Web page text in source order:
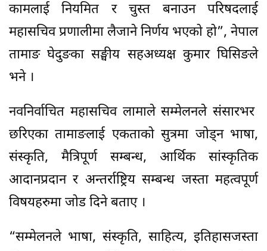
कामलाई नियमित र चुस्त बनाउन परिषदलाई
महासचिव प्रणालीमा लैजाने निर्णय भएको हो”, नेपाल
तामाङ घेदुङका सङ्घीय सहअध्यक्ष कुमार घिसिङले
भने ।
नवनिर्वाचित महासचिव लामाले सम्मेलनले संसारभर
छरिएका तामाङलाई एकताको सुत्रमा जोड्न भाषा,
संस्कृति, मैत्रिपूर्ण सम्बन्ध, आर्थिक सांस्कृतिक
आदानप्रदान र अन्तर्राष्ट्रिय सम्बन्ध जस्ता महत्वपूर्ण
विषयहरुमा जोड दिने बताए ।
“सम्मेलनले भाषा, संस्कृति, साहित्य, इतिहासजस्ता